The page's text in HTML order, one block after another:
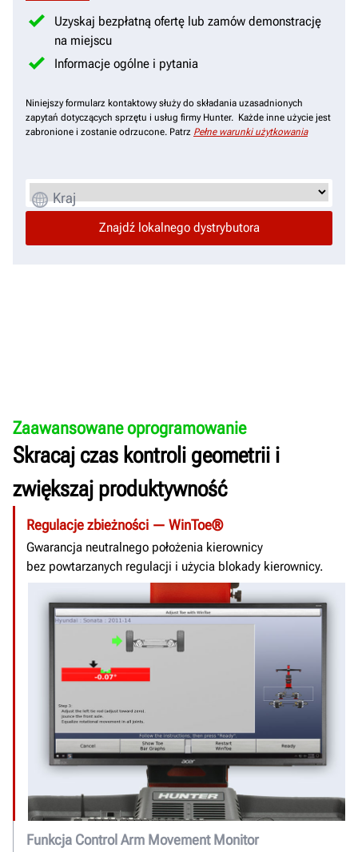
Uzyskaj bezpłatną ofertę lub zamów demonstrację
na miejscu
Informacje ogólne i pytania
Niniejszy formularz kontaktowy służy do składania uzasadnionych
zapytań dotyczących sprzętu i usług firmy Hunter. Każde inne użycie jest
zabronione i zostanie odrzucone. Patrz Pełne warunki użytkowania
Kraj
Zaawansowane oprogramowanie
Skracaj czas kontroli geometrii i
zwiększaj produktywność
Regulacje zbieżności — WinToe®
Gwarancja neutralnego położenia kierownicy
bez powtarzanych regulacji i użycia blokady kierownicy.
Funkcja Control Arm Movement Monitor